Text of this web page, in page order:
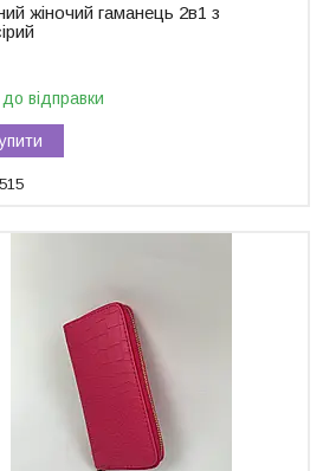
жіночий гаманець 2в1 з
відправки